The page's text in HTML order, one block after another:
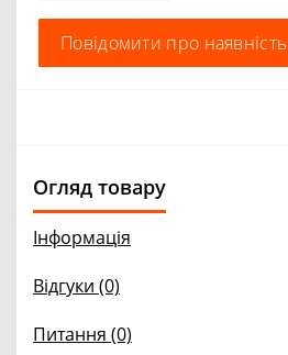
Повідомити про наявність
Огляд товару
Інформація
Відгуки (0)
Питання (0)